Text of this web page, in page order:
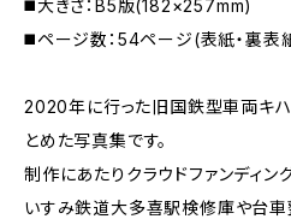
◼️大きさ：B5版(182×257mm)
◼️ページ数：54ページ(表紙・裏表
2020年に行った旧国鉄型車両キ
とめた写真集です。
制作にあたりクラウドファンディン
いすみ鉄道大多喜駅検修庫や台